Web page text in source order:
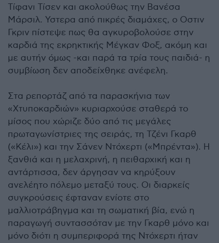
Τίφανι Τίσεν και ακολούθως την Βανέσα
Μάρσιλ. Υστερα από πικρές διαμάχες, ο Οστιν
Γκριν πίστεψε πως θα αγκυροβολούσε στην
καρδιά της εκρηκτικής Μέγκαν Φοξ, ακόμη και
με αυτήν όμως -και παρά τα τρία τους παιδιά- η
συμβίωση δεν αποδείχθηκε ανέφελη.
Στα ρεπορτάζ από τα παρασκήνια των
«Χτυποκαρδιών» κυριαρχούσε σταθερά το
μίσος που χώριζε δύο από τις μεγάλες
πρωταγωνίστριες της σειράς, τη Τζένι Γκαρθ
(«Κέλι») και την Σάνεν Ντόχερτι («Μπρέντα»). Η
ξανθιά και η μελαχρινή, η πειθαρχική και η
αντάρτισσα, δεν άργησαν να κηρύξουν
ανελέητο πόλεμο μεταξύ τους. Οι διαρκείς
συγκρούσεις έφταναν ενίοτε στο
μαλλιοτράβηγμα και τη σωματική βία, ενώ η
παραγωγή συντασσόταν με την Γκαρθ μόνο και
μόνο διότι η συμπεριφορά της Ντόχερτι ήταν